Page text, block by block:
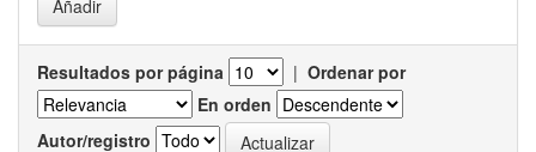
Resultados por página | Ordenar por
En orden
Autor/registro